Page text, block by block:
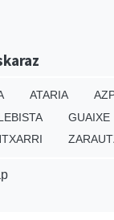
ATARIA
GUAIXE